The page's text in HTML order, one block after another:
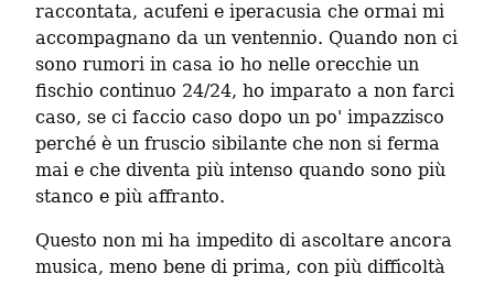
raccontata, acufeni e iperacusia che ormai mi
accompagnano da un ventennio. Quando non ci
sono rumori in casa io ho nelle orecchie un
fischio continuo 24/24, ho imparato a non farci
caso, se ci faccio caso dopo un po' impazzisco
perché è un fruscio sibilante che non si ferma
mai e che diventa più intenso quando sono più
stanco e più affranto.
Questo non mi ha impedito di ascoltare ancora
musica, meno bene di prima, con più difficoltà